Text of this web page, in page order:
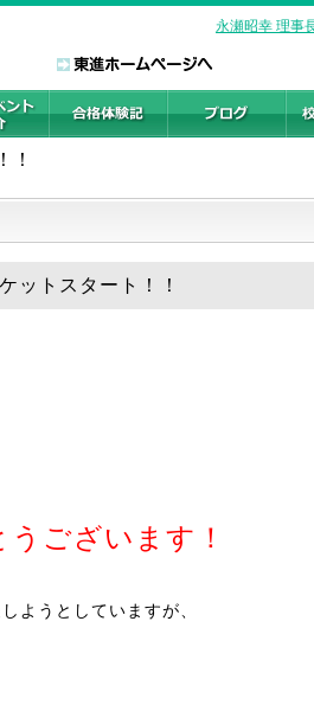
永瀬昭幸 理事
！
トスタート！！
ございます！
ようとしていますが、